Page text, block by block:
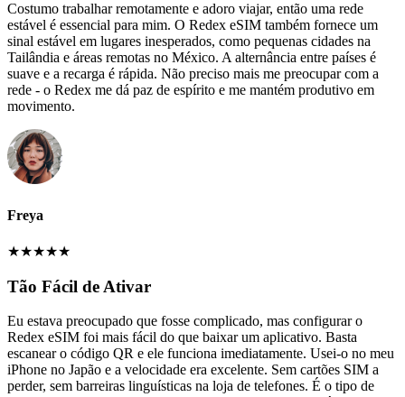
Costumo trabalhar remotamente e adoro viajar, então uma rede
estável é essencial para mim. O Redex eSIM também fornece um
sinal estável em lugares inesperados, como pequenas cidades na
Tailândia e áreas remotas no México. A alternância entre países é
suave e a recarga é rápida. Não preciso mais me preocupar com a
rede - o Redex me dá paz de espírito e me mantém produtivo em
movimento.
Freya
★★★★★
Tão Fácil de Ativar
Eu estava preocupado que fosse complicado, mas configurar o
Redex eSIM foi mais fácil do que baixar um aplicativo. Basta
escanear o código QR e ele funciona imediatamente. Usei-o no meu
iPhone no Japão e a velocidade era excelente. Sem cartões SIM a
perder, sem barreiras linguísticas na loja de telefones. É o tipo de